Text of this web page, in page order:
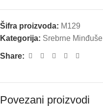
Šifra proizvoda: M129
Kategorija: Srebrne Minđuše
Share:
Povezani proizvodi